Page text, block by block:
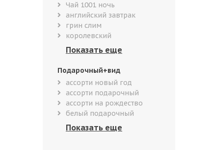
Чай 1001 ночь
английский завтрак
грин слим
королевский
Подарочный+вид
ассорти новый год
ассорти подарочный
ассорти на рождество
белый подарочный